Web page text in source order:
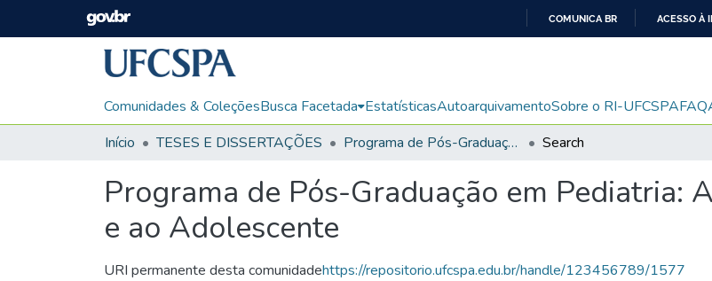
CONTEÚDO
COMUNICA BR ACESSO À
Comunidades & ColeçõesBusca Facetada EstatísticasAutoarquivamentoSobre o RI-UFCSPAFAQ
Início
TESES E DISSERTAÇÕES Programa de Pós-Graduação em Pediatria: Atenção à Saúde da Criança e ao Adolescente Search
Programa de Pós-Graduação em Pediatria:
e ao Adolescente
URI permanente desta comunidadehttps://repositorio.ufcspa.edu.br/handle/123456789/1577